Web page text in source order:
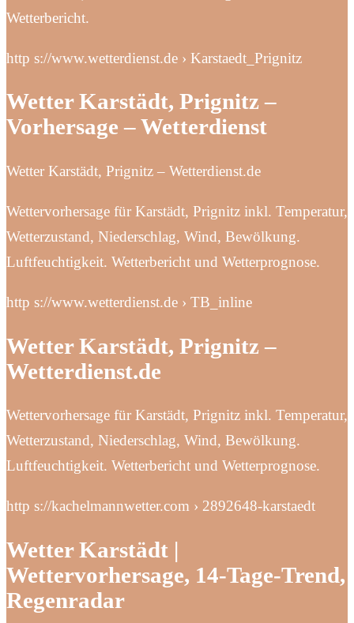
Wetterbericht.
http s://www.wetterdienst.de › Karstaedt_Prignitz
Wetter Karstädt, Prignitz –
Vorhersage – Wetterdienst
Wetter Karstädt, Prignitz – Wetterdienst.de
Wettervorhersage für Karstädt, Prignitz inkl. Temperatur,
Wetterzustand, Niederschlag, Wind, Bewölkung.
Luftfeuchtigkeit. Wetterbericht und Wetterprognose.
http s://www.wetterdienst.de › TB_inline
Wetter Karstädt, Prignitz –
Wetterdienst.de
Wettervorhersage für Karstädt, Prignitz inkl. Temperatur,
Wetterzustand, Niederschlag, Wind, Bewölkung.
Luftfeuchtigkeit. Wetterbericht und Wetterprognose.
http s://kachelmannwetter.com › 2892648-karstaedt
Wetter Karstädt |
Wettervorhersage, 14-Tage-Trend,
Regenradar